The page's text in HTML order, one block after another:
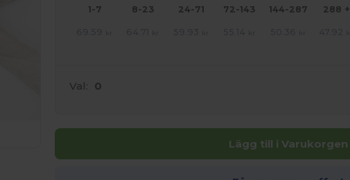
1-7 8-23 24-71 72-143 144-287 288 +
Val: 0
Lägg till i Varukorgen